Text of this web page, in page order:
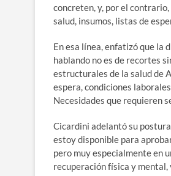
concreten, y, por el
salud, insumos, listas de
En esa línea, enfatizó que la
hablando no es de recortes
estructurales de la salud de
espera, condiciones
Necesidades que requieren
Cicardini adelantó su
estoy disponible para
pero muy especialmente en
recuperación física y mental,